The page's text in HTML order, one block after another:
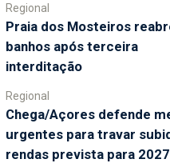
Regional
Praia dos Mosteiros
banhos após terceira
interditação
Regional
Chega/Açores defende
urgentes para travar
rendas prevista para 2027